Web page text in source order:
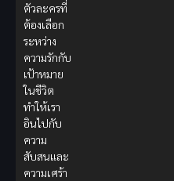
ตัวละครที่
ต้องเลือก
ระหว่าง
ความรักกับ
เป้าหมาย
ในชีวิต
ทำให้เรา
อินไปกับ
ความ
สับสนและ
ความเศร้า